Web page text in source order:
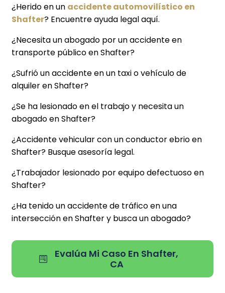
¿Herido en un accidente automovilístico en
Shafter? Encuentre ayuda legal aquí.
¿Necesita un abogado por un accidente en
transporte público en Shafter?
¿Sufrió un accidente en un taxi o vehículo de
alquiler en Shafter?
¿Se ha lesionado en el trabajo y necesita un
abogado en Shafter?
¿Accidente vehicular con un conductor ebrio en
Shafter? Busque asesoría legal.
¿Trabajador lesionado por equipo defectuoso en
Shafter?
¿Ha tenido un accidente de tráfico en una
intersección en Shafter y busca un abogado?
Evalúa Mi Caso En Shafter,
CA